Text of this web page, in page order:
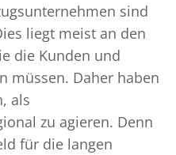
sind
liegt meist an den
die Kunden und
müssen. Daher haben
als
zu agieren. Denn
für die langen